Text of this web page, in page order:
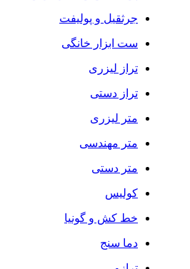
جرثقیل و پولیفت
ست ابزار خانگی
تراز لیزری
تراز دستی
متر لیزری
متر مهندسی
متر دستی
کولیس
خط کش و گونیا
دما سنج